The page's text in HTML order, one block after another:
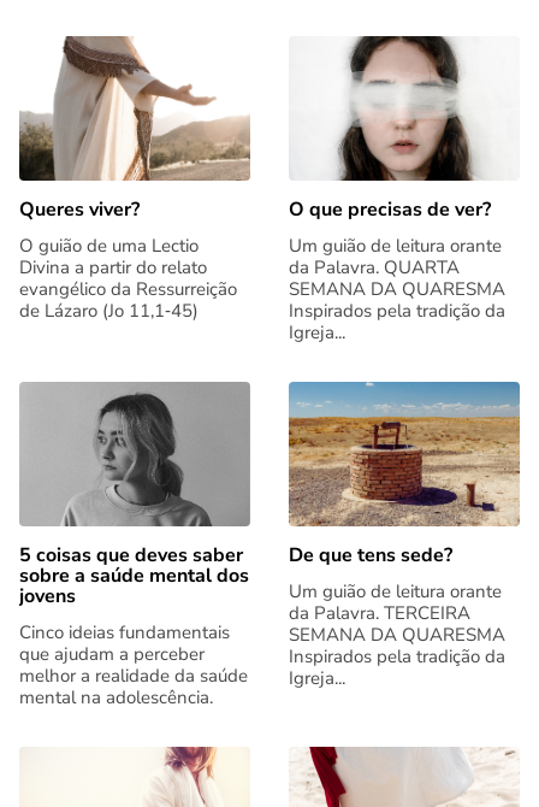
Queres viver?
O guião de uma Lectio
Divina a partir do relato
evangélico da Ressurreição
de Lázaro (Jo 11,1‑45)
O que precisas de ver?
Um guião de leitura orante
da Palavra. QUARTA
SEMANA DA QUARESMA
Inspirados pela tradição da
Igreja...
5 coisas que deves saber
sobre a saúde mental dos
jovens
Cinco ideias fundamentais
que ajudam a perceber
melhor a realidade da saúde
mental na adolescência.
De que tens sede?
Um guião de leitura orante
da Palavra. TERCEIRA
SEMANA DA QUARESMA
Inspirados pela tradição da
Igreja...